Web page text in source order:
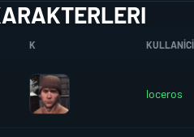
K
loceros